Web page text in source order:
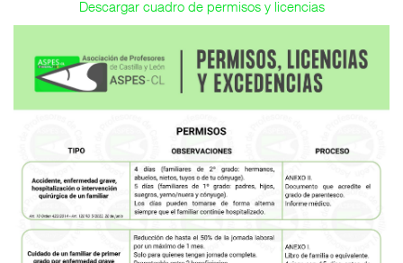
Descargar cuadro de permisos y licencias